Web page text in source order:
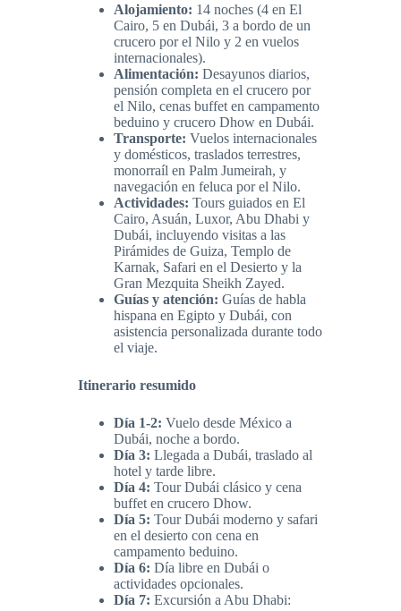
Alojamiento: 14 noches (4 en El
Cairo, 5 en Dubái, 3 a bordo de un
crucero por el Nilo y 2 en vuelos
internacionales).
Alimentación: Desayunos diarios,
pensión completa en el crucero por
el Nilo, cenas buffet en campamento
beduino y crucero Dhow en Dubái.
Transporte: Vuelos internacionales
y domésticos, traslados terrestres,
monorraíl en Palm Jumeirah, y
navegación en feluca por el Nilo.
Actividades: Tours guiados en El
Cairo, Asuán, Luxor, Abu Dhabi y
Dubái, incluyendo visitas a las
Pirámides de Guiza, Templo de
Karnak, Safari en el Desierto y la
Gran Mezquita Sheikh Zayed.
Guías y atención: Guías de habla
hispana en Egipto y Dubái, con
asistencia personalizada durante todo
el viaje.
Itinerario resumido
Día 1-2: Vuelo desde México a
Dubái, noche a bordo.
Día 3: Llegada a Dubái, traslado al
hotel y tarde libre.
Día 4: Tour Dubái clásico y cena
buffet en crucero Dhow.
Día 5: Tour Dubái moderno y safari
en el desierto con cena en
campamento beduino.
Día 6: Día libre en Dubái o
actividades opcionales.
Día 7: Excursión a Abu Dhabi: